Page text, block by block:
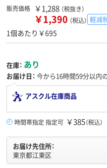
販売価格 ￥1,288 （税抜き）
￥1,390 （税込） 軽減
1個あたり￥695
在庫： あり
お届け日： 今から16時間59分以内
アスクル在庫商品
時間帯指定 指定可 ￥385（税込）
お届け先住所：
東京都江東区